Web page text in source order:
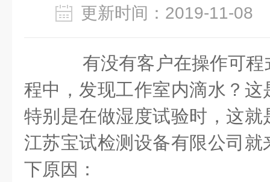
更新时间：2019-11-
有没有客户在操作可程
程中，发现工作室内滴水？
特别是在做湿度试验时，这
江苏宝试检测设备有限公司
下原因：